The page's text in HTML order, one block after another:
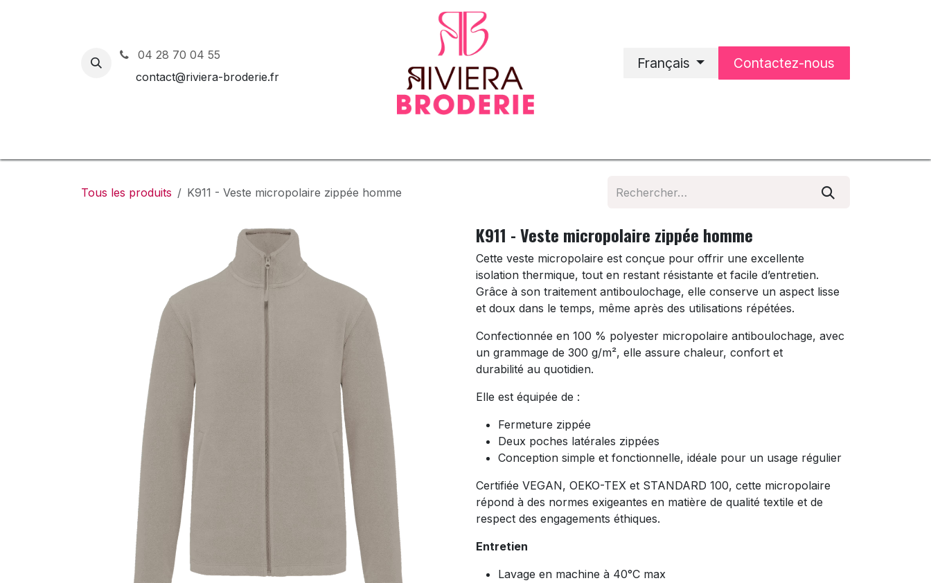
04 28 70 04 55
contact@riviera-broderie.fr
Français Contactez-nous
Tous les produits K911 - Veste micropolaire zippée homme
K911 - Veste micropolaire zippée homme
Cette veste micropolaire est conçue pour offrir une excellente
isolation thermique, tout en restant résistante et facile d’entretien.
Grâce à son traitement antiboulochage, elle conserve un aspect lisse
et doux dans le temps, même après des utilisations répétées.
Confectionnée en 100 % polyester micropolaire antiboulochage, avec
un grammage de 300 g/m², elle assure chaleur, confort et
durabilité au quotidien.
Elle est équipée de :
Fermeture zippée
Deux poches latérales zippées
Conception simple et fonctionnelle, idéale pour un usage régulier
Certifiée VEGAN, OEKO-TEX et STANDARD 100, cette micropolaire
répond à des normes exigeantes en matière de qualité textile et de
respect des engagements éthiques.
Entretien
Lavage en machine à 40°C max